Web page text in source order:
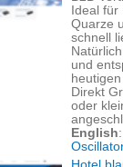
Ideal
Quarze
schnell
und
Direkt
oder
English